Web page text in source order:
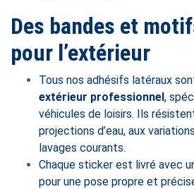
Des bandes et
pour l’extérieur
Tous nos adhésifs latéraux
extérieur professionnel,
véhicules de loisirs. Ils
projections d’eau, aux
lavages courants.
Chaque sticker est livré avec
pour une pose propre et